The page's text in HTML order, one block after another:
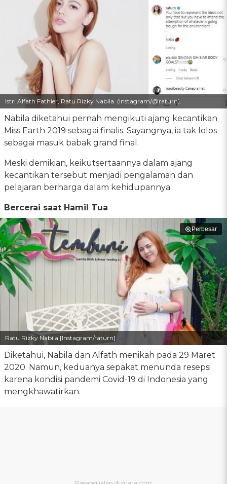
Istri Alfath Fathier, Ratu Rizky Nabila. (Instagram/@raturn).
Nabila diketahui pernah mengikuti ajang kecantikan
Miss Earth 2019 sebagai finalis. Sayangnya, ia tak lolos
sebagai masuk babak grand final.
Meski demikian, keikutsertaannya dalam ajang
kecantikan tersebut menjadi pengalaman dan
pelajaran berharga dalam kehidupannya.
Bercerai saat Hamil Tua
Perbesar
Ratu Rizky Nabila [Instagram/raturn]
Diketahui, Nabila dan Alfath menikah pada 29 Maret
2020. Namun, keduanya sepakat menunda resepsi
karena kondisi pandemi Covid-19 di Indonesia yang
mengkhawatirkan.